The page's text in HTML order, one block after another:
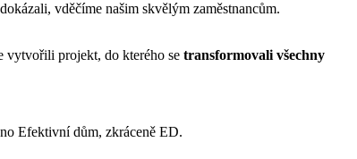
vděčíme našim skvělým zaměstnancům.
vytvořili projekt, do kterého se transformovali všechny
Efektivní dům, zkráceně ED.